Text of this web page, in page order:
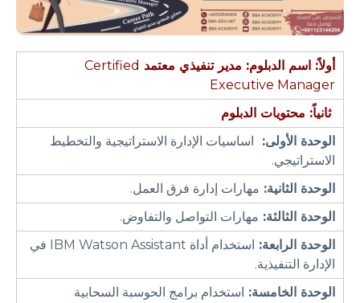
أولاً: اسم الدبلوم: مدير تنفيذي معتمد Certified
Executive Manager
ثانياً: محتويات الدبلوم
الوحدة الأولى:
اساسيات الإدارة الاستراتيجية والتخطيط
الاستراتيجي.
الوحدة الثانية: مهارات إدارة فرق العمل.
الوحدة الثالثة: مهارات التواصل والتفاوض.
الوحدة الرابعة:
استخدام أداة IBM Watson Assistant في
الإدارة التنفيذية.
الوحدة الخامسة: استخدام برامج الحوسبة السحابية